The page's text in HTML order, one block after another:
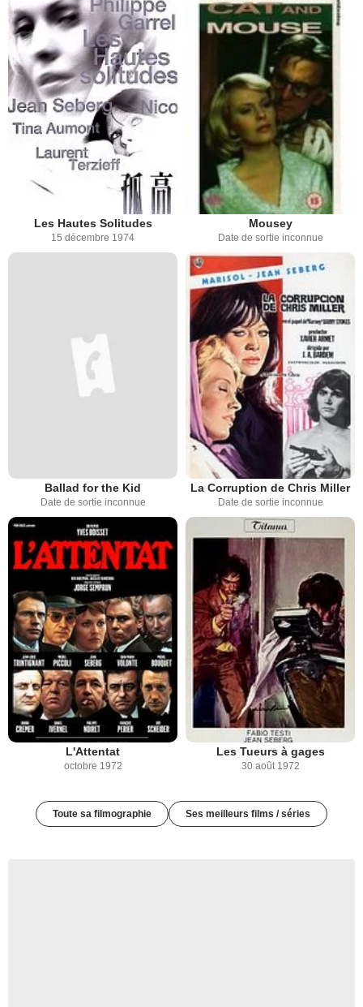
Les Hautes Solitudes
15 décembre 1974
Mousey
Date de sortie inconnue
Ballad for the Kid
Date de sortie inconnue
La Corruption de Chris Miller
Date de sortie inconnue
L'Attentat
octobre 1972
Les Tueurs à gages
30 août 1972
Toute sa filmographie Ses meilleurs films / séries